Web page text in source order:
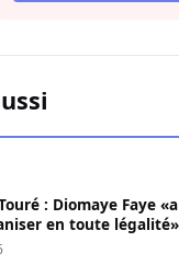
: Diomaye Faye
en toute